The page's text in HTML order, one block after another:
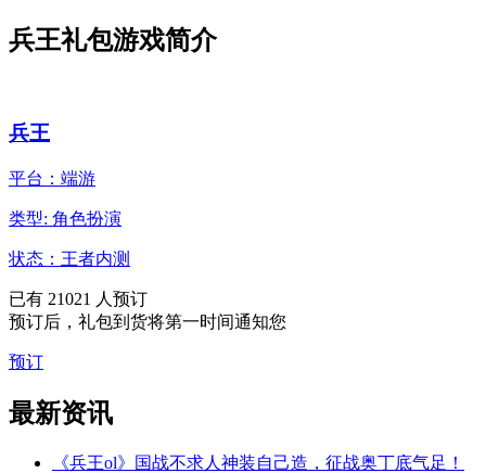
兵王礼包游戏简介
兵王
平台：端游
类型: 角色扮演
状态：王者内测
已有 21021 人预订
预订后，礼包到货将第一时间通知您
预订
最新资讯
《兵王ol》国战不求人神装自己造，征战奥丁底气足！